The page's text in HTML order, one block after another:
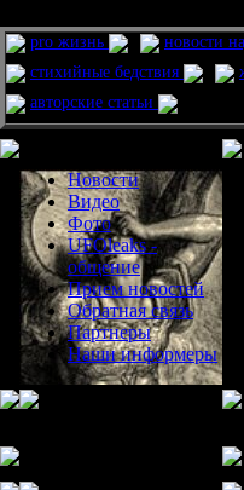
pro жизнь новости
стихийные бедствия
авторские статьи
Новости
Видео
Фото
UFOleaks -
общение
Прием новостей
Обратная связь
Партнеры
Наши информеры